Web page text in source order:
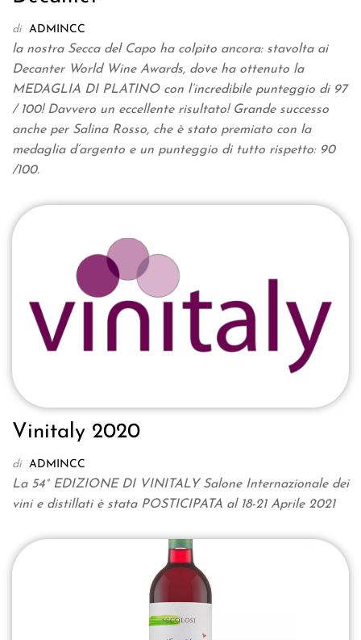
di ADMINCC
la nostra Secca del Capo ha colpito ancora: stavolta ai
Decanter World Wine Awards, dove ha ottenuto la
MEDAGLIA DI PLATINO con l’incredibile punteggio di 97
/ 100! Davvero un eccellente risultato! Grande successo
anche per Salina Rosso, che è stato premiato con la
medaglia d’argento e un punteggio di tutto rispetto: 90
/100.
Vinitaly 2020
di ADMINCC
La 54° EDIZIONE DI VINITALY Salone Internazionale dei
vini e distillati è stata POSTICIPATA al 18-21 Aprile 2021